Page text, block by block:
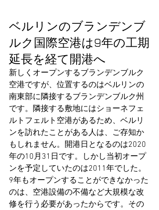
ベルリンのブランデンブ
ルク国際空港は9年の工期
延長を経て開港へ
新しくオープンするブランデンブルク
空港ですが、位置するのはベルリンの
南東部に隣接するブランデンブルク州
です。隣接する敷地にはショーネフェ
ルトフェルト空港があるため、ベルリ
ンを訪れたことがある人は、ご存知か
もしれません。開港日となるのは2020
年の10月31日です。しかし当初オープ
ンを予定していたのは2011年でした。
9年もオープンすることができなかった
のは、空港設備の不備など大規模な改
修を行う必要があったからです。その